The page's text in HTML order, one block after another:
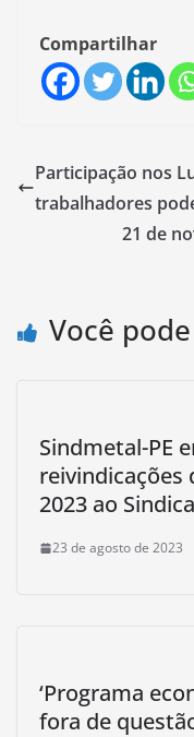
Compartilhar
Participação nos
trabalhadores
21 de
Você
Sindmetal-PE
reivindicações
2023 ao
23 de agosto de 2023
‘Programa
fora de